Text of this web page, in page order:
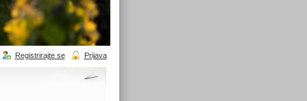
Prijava
Registrirajte se